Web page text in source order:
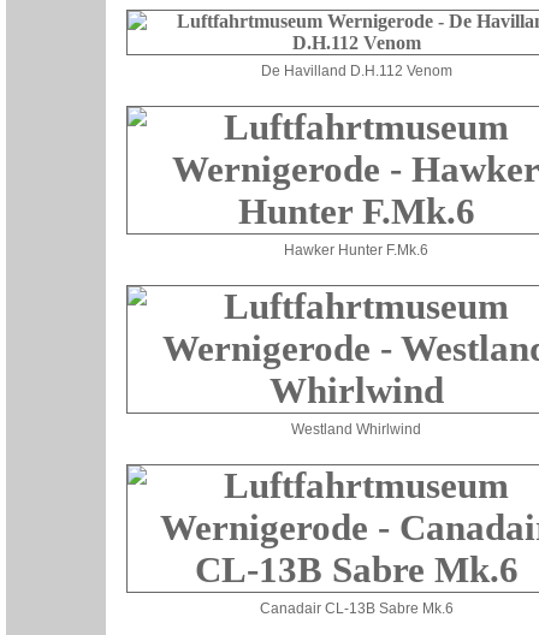
De Havilland D.H.112 Venom
Hawker Hunter F.Mk.6
Westland Whirlwind
Canadair CL-13B Sabre Mk.6